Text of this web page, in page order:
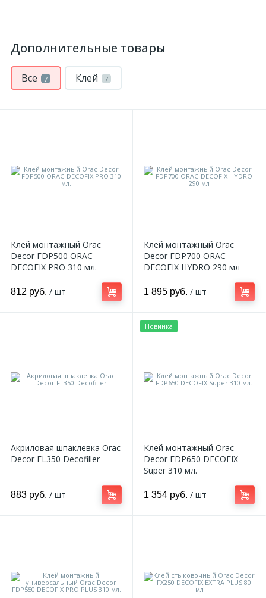
Дополнительные товары
Все 7 Клей 7
Клей монтажный Orac
Decor FDP500 ORAC-
DECOFIX PRO 310 мл.
812 руб. / шт
Клей монтажный Orac
Decor FDP700 ORAC-
DECOFIX HYDRO 290 мл
1 895 руб. / шт
Акриловая шпаклевка Orac
Decor FL350 Decofiller
883 руб. / шт
Новинка
Клей монтажный Orac
Decor FDP650 DECOFIX
Super 310 мл.
1 354 руб. / шт